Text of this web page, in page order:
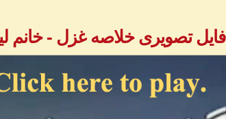
فایل تصویری خلاصه غزل - خانم